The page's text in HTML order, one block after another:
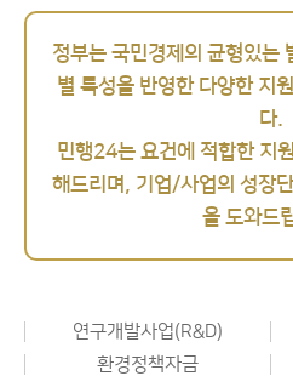
정부는 국민경제의 균형있는
별 특성을 반영한 다양한 지
다.
민행24는 요건에 적합한 지
해드리며, 기업/사업의 성장
을 도와드
연구개발사업(R&D)
환경정책자금